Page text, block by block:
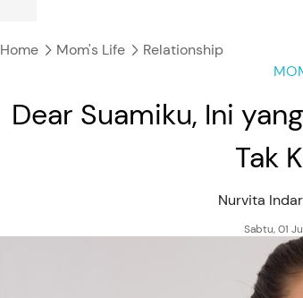
Home Mom's Life
Relationship
Dear Suamiku, Ini
Tak
Nurvita
Sabtu, 01